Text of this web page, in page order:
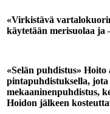
«Virkistävä
käytetään merisuolaa ja
«Selän puhdistus» Hoito
pintapuhdistuksella,
mekaaninenpuhdistus,
Hoidon jälkeen